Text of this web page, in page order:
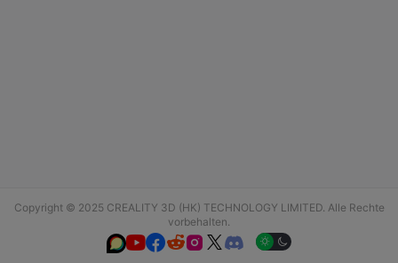
Copyright © 2025 CREALITY 3D (HK) TECHNOLOGY LIMITED. Alle Rechte
vorbehalten.
  